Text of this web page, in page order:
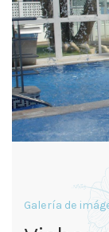
Galería de